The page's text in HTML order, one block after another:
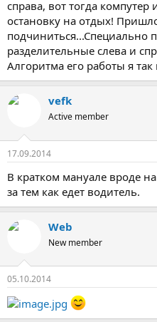
справа, вот тогда компутер
остановку на отдых!
подчиниться...Специально
разделительные слева и
Алгоритма его работы я
vefk
Active member
17.09.2014
В кратком мануале вроде
за тем как едет водитель.
Web
New member
05.10.2014